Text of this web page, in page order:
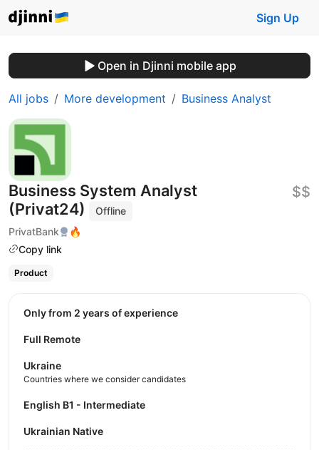
Sign Up
Open in Djinni mobile app
All jobs More development Business Analyst
Business System Analyst
(Privat24)
Offline
PrivatBank
🔥
Copy link
$$
Product
Only from 2 years of experience
Full Remote
Ukraine
Countries where we consider candidates
English B1 - Intermediate
Ukrainian Native